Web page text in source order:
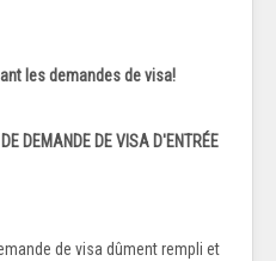
les demandes de visa!
DEMANDE DE VISA D'ENTRÉE
de visa dûment rempli et